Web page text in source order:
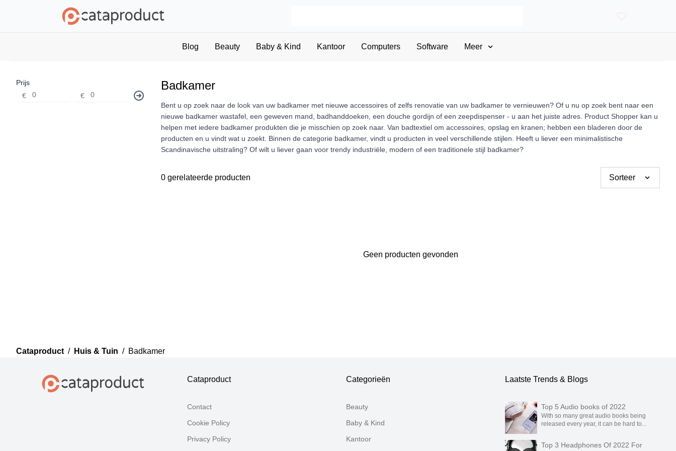
Blog Beauty Baby & Kind Kantoor Computers Software Meer
Prijs
€
€
Badkamer
Bent u op zoek naar de look van uw badkamer met nieuwe accessoires of zelfs renovatie van uw badkamer te vernieuwen? Of u nu op zoek bent naar een
nieuwe badkamer wastafel, een geweven mand, badhanddoeken, een douche gordijn of een zeepdispenser - u aan het juiste adres. Product Shopper kan u
helpen met iedere badkamer produkten die je misschien op zoek naar. Van badtextiel om accessoires, opslag en kranen; hebben een bladeren door de
producten en u vindt wat u zoekt. Binnen de categorie badkamer, vindt u producten in veel verschillende stijlen. Heeft u liever een minimalistische
Scandinavische uitstraling? Of wilt u liever gaan voor trendy industriële, modern of een traditionele stijl badkamer?
0 gerelateerde producten Sorteer
Geen producten gevonden
Cataproduct / Huis & Tuin / Badkamer
Cataproduct
Contact
Cookie Policy
Privacy Policy
Categorieën
Beauty
Baby & Kind
Kantoor
Laatste Trends & Blogs
Top 5 Audio books of 2022
With so many great audio books being
released every year, it can be hard to...
Top 3 Headphones Of 2022 For